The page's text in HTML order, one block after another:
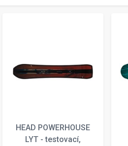
HEAD POWERHOUSE
LYT - testovací,